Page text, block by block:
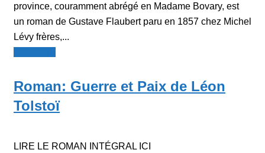
province, couramment abrégé en Madame Bovary, est
un roman de Gustave Flaubert paru en 1857 chez Michel
Lévy frères,...
Roman: Guerre et Paix de Léon
Tolstoï
LIRE LE ROMAN INTÉGRAL ICI